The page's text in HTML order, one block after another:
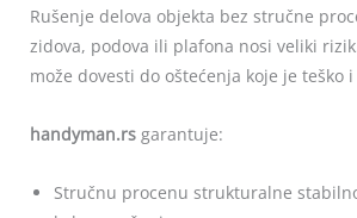
Rušenje delova objekta bez stručne
zidova, podova ili plafona nosi veliki
može dovesti do oštećenja koje je teško
handyman.rs garantuje:
Stručnu procenu strukturalne